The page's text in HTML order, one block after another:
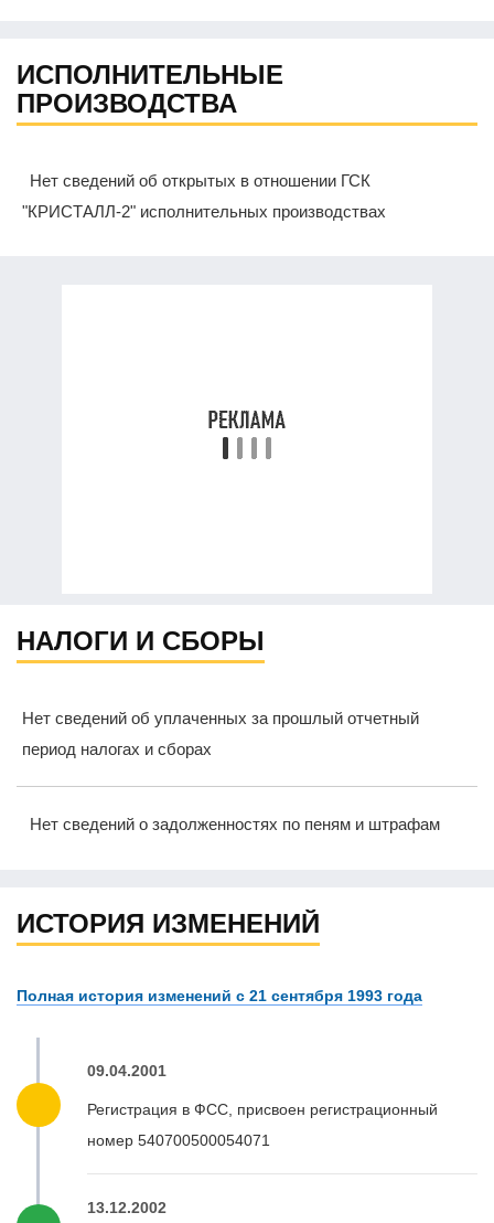
ИСПОЛНИТЕЛЬНЫЕ
ПРОИЗВОДСТВА
Нет сведений об открытых в отношении ГСК
"КРИСТАЛЛ-2" исполнительных производствах
НАЛОГИ И СБОРЫ
Нет сведений об уплаченных за прошлый отчетный
период налогах и сборах
Нет сведений о задолженностях по пеням и штрафам
ИСТОРИЯ ИЗМЕНЕНИЙ
Полная история изменений с 21 сентября 1993 года
09.04.2001
Регистрация в ФСС, присвоен регистрационный
номер 540700500054071
13.12.2002